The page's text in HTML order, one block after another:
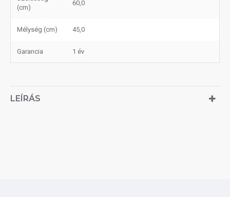
(cm)
60,0
Mélység (cm) 45,0
Garancia 1 év
LEÍRÁS